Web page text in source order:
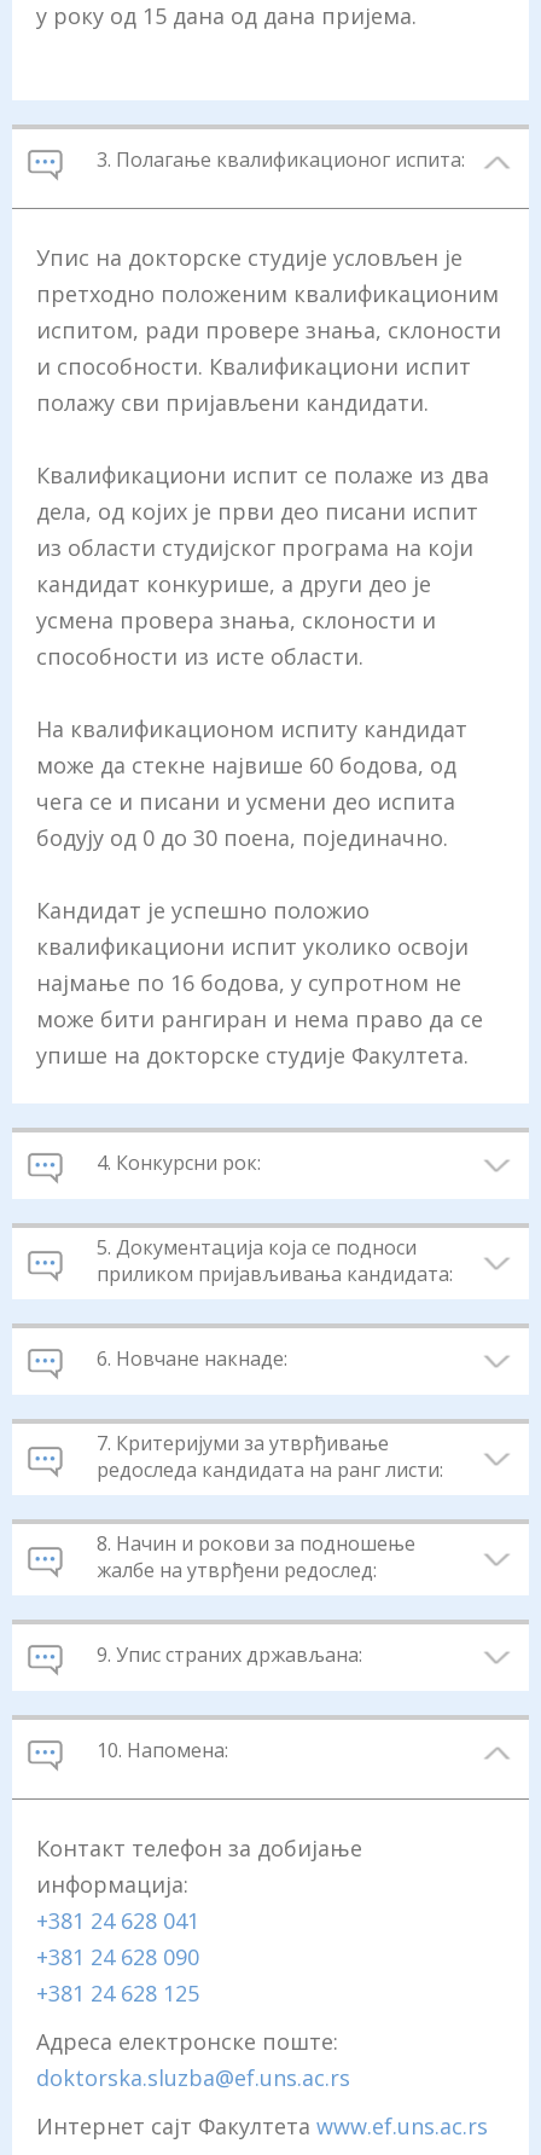
у року од 15 дана од дана пријема.
3. Полагање квалификационог испита:
Упис на докторске студије условљен је
претходно положеним квалификационим
испитом, ради провере знања, склоности
и способности. Квалификациони испит
полажу сви пријављени кандидати.
Квалификациони испит се полаже из два
дела, од којих је први део писани испит
из области студијског програма на који
кандидат конкурише, а други део је
усмена провера знања, склоности и
способности из исте области.
На квалификационом испиту кандидат
може да стекне највише 60 бодова, од
чега се и писани и усмени део испита
бодују од 0 до 30 поена, појединачно.
Кандидат је успешно положио
квалификациони испит уколико освоји
најмање по 16 бодова, у супротном не
може бити рангиран и нема право да се
упише на докторске студије Факултета.
4. Конкурсни рок:
5. Документација која се подноси
приликом пријављивања кандидата:
6. Новчане накнаде:
7. Критеријуми за утврђивање
редоследа кандидата на ранг листи:
8. Начин и рокови за подношење
жалбе на утврђени редослед:
9. Упис страних држављана:
10. Напомена:
Контакт телефон за добијање
информација:
+381 24 628 041
+381 24 628 090
+381 24 628 125
Адреса електронске поште:
doktorska.sluzba@ef.uns.ac.rs
Интернет сајт Факултета www.ef.uns.ac.rs